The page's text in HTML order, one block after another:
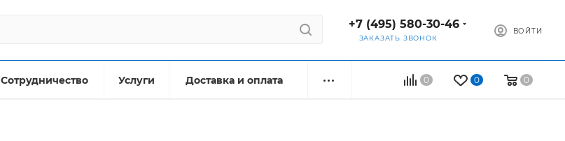
+7 (495) 580-30-46
ЗАКАЗАТЬ ЗВОНОК
ВОЙТИ
0 0 0
Сотрудничество Услуги Доставка и оплата